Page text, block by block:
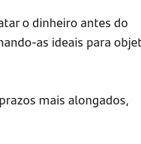
o dinheiro antes do
as ideais para
mais alongados,